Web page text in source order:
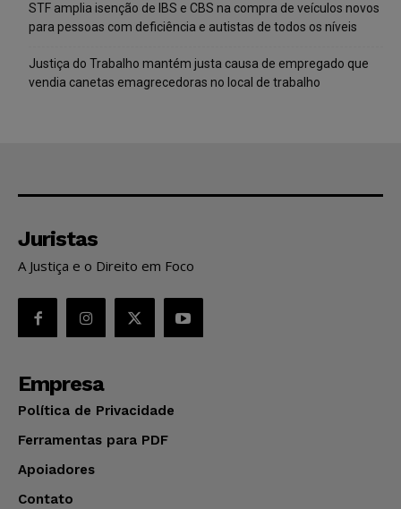
STF amplia isenção de IBS e CBS na compra de veículos novos
para pessoas com deficiência e autistas de todos os níveis
Justiça do Trabalho mantém justa causa de empregado que
vendia canetas emagrecedoras no local de trabalho
Juristas
A Justiça e o Direito em Foco
Empresa
Política de Privacidade
Ferramentas para PDF
Apoiadores
Contato